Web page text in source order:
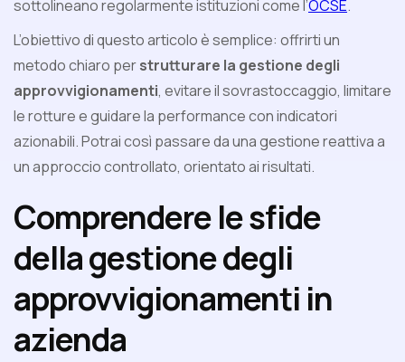
sottolineano regolarmente istituzioni come l’OCSE.
L’obiettivo di questo articolo è semplice: offrirti un
metodo chiaro perstrutturare la gestione degli
approvvigionamenti, evitare il sovrastoccaggio, limitare
le rotture e guidare la performance con indicatori
azionabili. Potrai così passare da una gestione reattiva a
un approccio controllato, orientato ai risultati.
Comprendere le sfide
della gestione degli
approvvigionamenti in
azienda